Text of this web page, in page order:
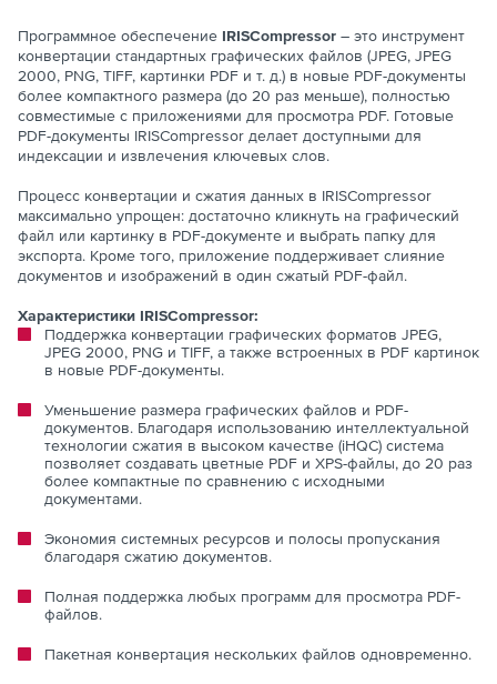
Программное обеспечение IRISCompressor – это инструмент
конвертации стандартных графических файлов (JPEG, JPEG
2000, PNG, TIFF, картинки PDF и т. д.) в новые PDF-документы
более компактного размера (до 20 раз меньше), полностью
совместимые с приложениями для просмотра PDF. Готовые
PDF-документы IRISCompressor делает доступными для
индексации и извлечения ключевых слов.
Процесс конвертации и сжатия данных в IRISCompressor
максимально упрощен: достаточно кликнуть на графический
файл или картинку в PDF-документе и выбрать папку для
экспорта. Кроме того, приложение поддерживает слияние
документов и изображений в один сжатый PDF-файл.
Характеристики IRISCompressor:
Поддержка конвертации графических форматов JPEG,
JPEG 2000, PNG и TIFF, а также встроенных в PDF картинок
в новые PDF-документы.
Уменьшение размера графических файлов и PDF-
документов. Благодаря использованию интеллектуальной
технологии сжатия в высоком качестве (iHQC) система
позволяет создавать цветные PDF и XPS-файлы, до 20 раз
более компактные по сравнению с исходными
документами.
Экономия системных ресурсов и полосы пропускания
благодаря сжатию документов.
Полная поддержка любых программ для просмотра PDF-
файлов.
Пакетная конвертация нескольких файлов одновременно.